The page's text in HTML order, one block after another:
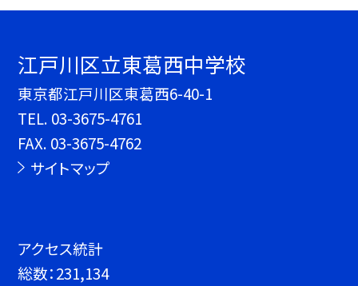
江戸川区立東葛西中学校
東京都江戸川区東葛西6-40-1
TEL. 03-3675-4761
FAX. 03-3675-4762
サイトマップ
アクセス統計
総数：231,134